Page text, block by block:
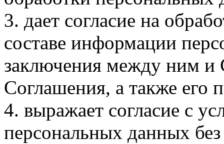
3. дает согласие на
составе информации
заключения между ним и
Соглашения, а также его
4. выражает согласие с
персональных данных